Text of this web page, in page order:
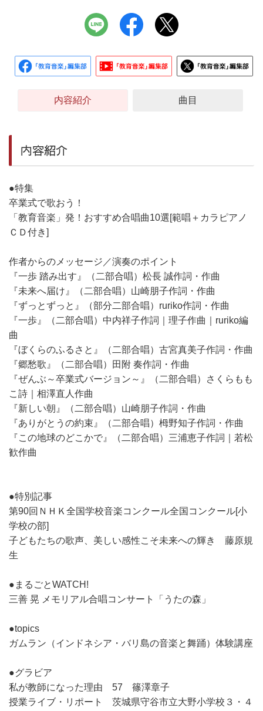
内容紹介 曲目
内容紹介
●特集
卒業式で歌おう！
「教育音楽」発！おすすめ合唱曲10選[範唱＋カラピアノ
ＣＤ付き]
作者からのメッセージ／演奏のポイント
『一歩 踏み出す』（二部合唱）松長 誠作詞・作曲
『未来へ届け』（二部合唱）山崎朋子作詞・作曲
『ずっとずっと』（部分二部合唱）ruriko作詞・作曲
『一歩』（二部合唱）中内祥子作詞｜理子作曲｜ruriko編
曲
『ぼくらのふるさと』（二部合唱）古宮真美子作詞・作曲
『郷愁歌』（二部合唱）田附 奏作詞・作曲
『ぜんぶ～卒業式バージョン～』（二部合唱）さくらもも
こ詩｜相澤直人作曲
『新しい朝』（二部合唱）山崎朋子作詞・作曲
『ありがとうの約束』（二部合唱）栂野知子作詞・作曲
『この地球のどこかで』（二部合唱）三浦恵子作詞｜若松
歓作曲
●特別記事
第90回ＮＨＫ全国学校音楽コンクール全国コンクール[小
学校の部]
子どもたちの歌声、美しい感性こそ未来への輝き 藤原規
生
●まるごとWATCH!
三善 晃 メモリアル合唱コンサート「うたの森」
●topics
ガムラン（インドネシア・バリ島の音楽と舞踊）体験講座
●グラビア
私が教師になった理由 57 篠澤章子
授業ライブ・リポート 茨城県守谷市立大野小学校３・４